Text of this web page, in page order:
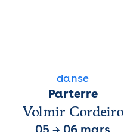
danse
Parterre
Volmir Cordeiro